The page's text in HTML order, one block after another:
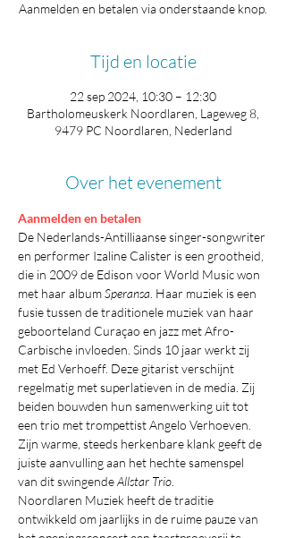
Aanmelden en betalen via onderstaande knop.
Tijd en locatie
22 sep 2024, 10:30 – 12:30
Bartholomeuskerk Noordlaren, Lageweg 8,
9479 PC Noordlaren, Nederland
Over het evenement
Aanmelden en betalen
De Nederlands-Antilliaanse singer-songwriter
en performer Izaline Calister is een grootheid,
die in 2009 de Edison voor World Music won
met haar album Speransa . Haar muziek is een
fusie tussen de traditionele muziek van haar
geboorteland Curaçao en jazz met Afro-
Carbische invloeden. Sinds 10 jaar werkt zij
met Ed Verhoeff. Deze gitarist verschijnt
regelmatig met superlatieven in de media. Zij
beiden bouwden hun samenwerking uit tot
een trio met trompettist Angelo Verhoeven.
Zijn warme, steeds herkenbare klank geeft de
juiste aanvulling aan het hechte samenspel
van dit swingende Allstar Trio
Noordlaren Muziek heeft de traditie
ontwikkeld om jaarlijks in de ruime pauze van